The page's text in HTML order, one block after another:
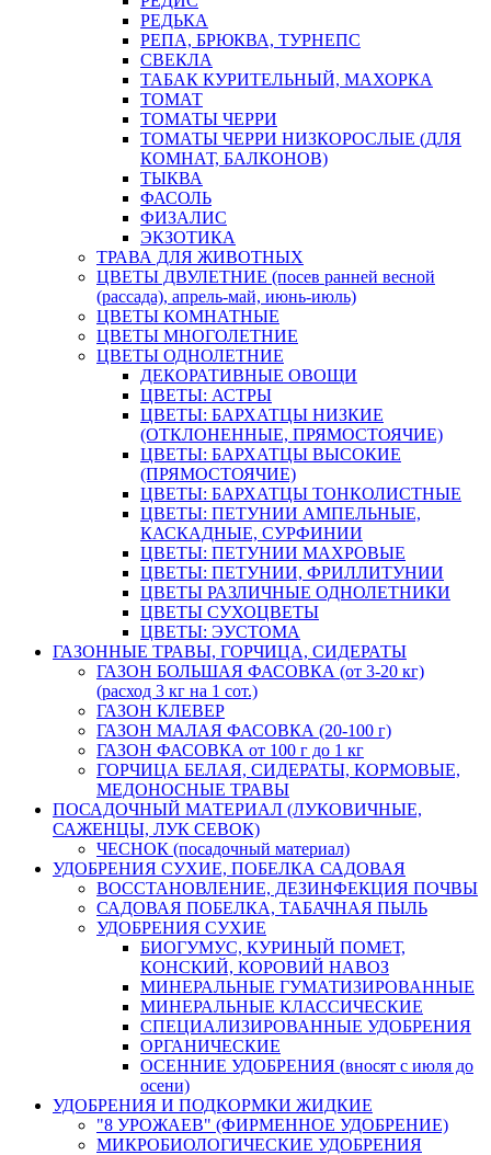
РЕДЬКА
РЕПА, БРЮКВА, ТУРНЕПС
СВЕКЛА
ТАБАК КУРИТЕЛЬНЫЙ, МАХОРКА
ТОМАТ
ТОМАТЫ ЧЕРРИ
ТОМАТЫ ЧЕРРИ НИЗКОРОСЛЫЕ (ДЛЯ
КОМНАТ, БАЛКОНОВ)
ТЫКВА
ФАСОЛЬ
ФИЗАЛИС
ЭКЗОТИКА
ТРАВА ДЛЯ ЖИВОТНЫХ
ЦВЕТЫ ДВУЛЕТНИЕ (посев ранней весной
(рассада), апрель-май, июнь-июль)
ЦВЕТЫ КОМНАТНЫЕ
ЦВЕТЫ МНОГОЛЕТНИЕ
ЦВЕТЫ ОДНОЛЕТНИЕ
ДЕКОРАТИВНЫЕ ОВОЩИ
ЦВЕТЫ: АСТРЫ
ЦВЕТЫ: БАРХАТЦЫ НИЗКИЕ
(ОТКЛОНЕННЫЕ, ПРЯМОСТОЯЧИЕ)
ЦВЕТЫ: БАРХАТЦЫ ВЫСОКИЕ
(ПРЯМОСТОЯЧИЕ)
ЦВЕТЫ: БАРХАТЦЫ ТОНКОЛИСТНЫЕ
ЦВЕТЫ: ПЕТУНИИ АМПЕЛЬНЫЕ,
КАСКАДНЫЕ, СУРФИНИИ
ЦВЕТЫ: ПЕТУНИИ МАХРОВЫЕ
ЦВЕТЫ: ПЕТУНИИ, ФРИЛЛИТУНИИ
ЦВЕТЫ РАЗЛИЧНЫЕ ОДНОЛЕТНИКИ
ЦВЕТЫ СУХОЦВЕТЫ
ЦВЕТЫ: ЭУСТОМА
ГАЗОННЫЕ ТРАВЫ, ГОРЧИЦА, СИДЕРАТЫ
ГАЗОН БОЛЬШАЯ ФАСОВКА (от 3-20 кг)
(расход 3 кг на 1 сот.)
ГАЗОН КЛЕВЕР
ГАЗОН МАЛАЯ ФАСОВКА (20-100 г)
ГАЗОН ФАСОВКА от 100 г до 1 кг
ГОРЧИЦА БЕЛАЯ, СИДЕРАТЫ, КОРМОВЫЕ,
МЕДОНОСНЫЕ ТРАВЫ
ПОСАДОЧНЫЙ МАТЕРИАЛ (ЛУКОВИЧНЫЕ,
САЖЕНЦЫ, ЛУК СЕВОК)
ЧЕСНОК (посадочный материал)
УДОБРЕНИЯ СУХИЕ, ПОБЕЛКА САДОВАЯ
ВОССТАНОВЛЕНИЕ, ДЕЗИНФЕКЦИЯ ПОЧВЫ
САДОВАЯ ПОБЕЛКА, ТАБАЧНАЯ ПЫЛЬ
УДОБРЕНИЯ СУХИЕ
БИОГУМУС, КУРИНЫЙ ПОМЕТ,
КОНСКИЙ, КОРОВИЙ НАВОЗ
МИНЕРАЛЬНЫЕ ГУМАТИЗИРОВАННЫЕ
МИНЕРАЛЬНЫЕ КЛАССИЧЕСКИЕ
СПЕЦИАЛИЗИРОВАННЫЕ УДОБРЕНИЯ
ОРГАНИЧЕСКИЕ
ОСЕННИЕ УДОБРЕНИЯ (вносят с июля до
осени)
УДОБРЕНИЯ И ПОДКОРМКИ ЖИДКИЕ
"8 УРОЖАЕВ" (ФИРМЕННОЕ УДОБРЕНИЕ)
МИКРОБИОЛОГИЧЕСКИЕ УДОБРЕНИЯ